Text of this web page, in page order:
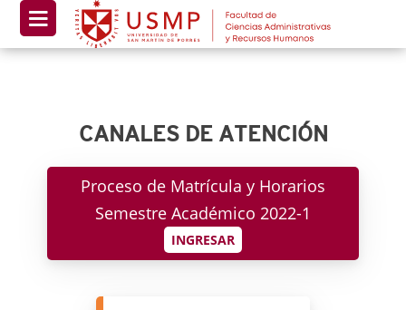
CANALES DE ATENCIÓN
Proceso de Matrícula y Horarios
Semestre Académico 2022-1
INGRESAR